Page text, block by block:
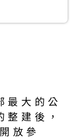
最大的公
整建後，
放參